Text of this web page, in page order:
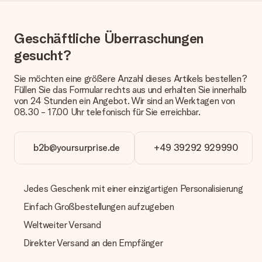
Derzeit können wir (noch) keine verschiedenen Lieferoptionen
anbieten. Das Geschenk, das bestellt wird, wird als Paket oder
Päckchen versendet. Möchtest du wissen, ob es als Paket
oder Päckchen geliefert wird, kontaktiere bitte unseren
Kundenservice.
Zahlung
Wie kann ich meine Bestellung bezahlen?
mit normaler Überweisung, Sofortüberweisung, Paypal,
Kreditkarte oder auf Rechnung über Klarna. Bei einer
manuellen Überweisung verlängert sich die Lieferzeit des
Geschenk empfangen
Was, wenn das Geschenk meine Erwartungen nicht
erfüllt?
erfüllen, bitten wir dich, unseren Kundenservice zu
Geschäftliche Überraschungen
gesucht?
Sie möchten eine größere Anzahl dieses Artikels bestellen?
Füllen Sie das Formular rechts aus und erhalten Sie innerhalb
von 24 Stunden ein Angebot. Wir sind an Werktagen von
08.30 - 17.00 Uhr telefonisch für Sie erreichbar.
b2b@yoursurprise.de +49 39292 929990
Jedes Geschenk mit einer einzigartigen Personalisierung
Einfach Großbestellungen aufzugeben
Weltweiter Versand
Direkter Versand an den Empfänger